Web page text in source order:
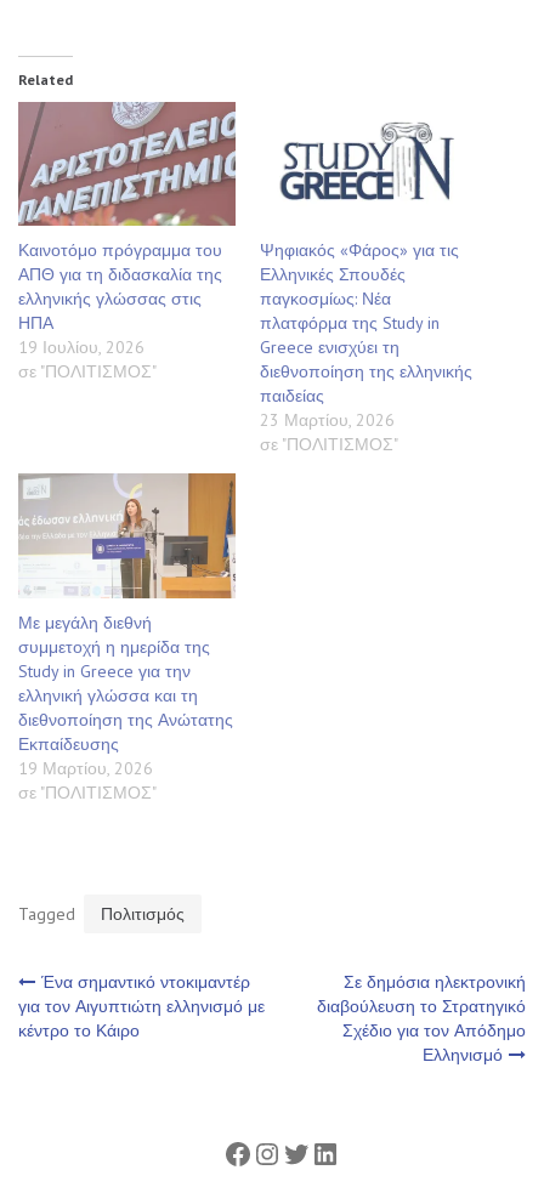
Related
Καινοτόμο πρόγραμμα του
ΑΠΘ για τη διδασκαλία της
ελληνικής γλώσσας στις
ΗΠΑ
19 Ιουλίου, 2026
σε "ΠΟΛΙΤΙΣΜΟΣ"
Ψηφιακός «Φάρος» για τις
Ελληνικές Σπουδές
παγκοσμίως: Νέα
πλατφόρμα της Study in
Greece ενισχύει τη
διεθνοποίηση της ελληνικής
παιδείας
23 Μαρτίου, 2026
σε "ΠΟΛΙΤΙΣΜΟΣ"
Με μεγάλη διεθνή
συμμετοχή η ημερίδα της
Study in Greece για την
ελληνική γλώσσα και τη
διεθνοποίηση της Ανώτατης
Εκπαίδευσης
19 Μαρτίου, 2026
σε "ΠΟΛΙΤΙΣΜΟΣ"
Tagged Πολιτισμός
Πλοήγηση
άρθρων
Ένα σημαντικό ντοκιμαντέρ
για τον Αιγυπτιώτη ελληνισμό με
κέντρο το Κάιρο
Σε δημόσια ηλεκτρονική
διαβούλευση το Στρατηγικό
Σχέδιο για τον Απόδημο
Ελληνισμό
Facebook
Instagram
Twitter
Linkedin